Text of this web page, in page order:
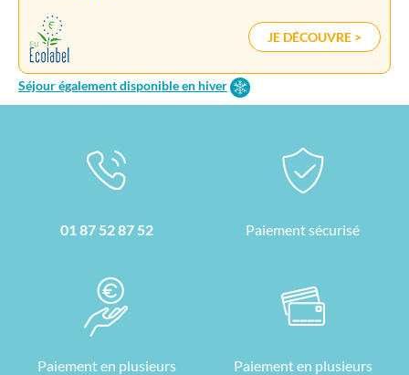
JE DÉCOUVRE >
Séjour également disponible en hiver
01 87 52 87 52 Paiement sécurisé
Paiement en plusieurs
Paiement en plusieurs